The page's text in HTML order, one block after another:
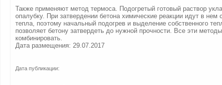
Также применяют метод термоса. Подогретый готовый раствор
опалубку. При затвердении бетона химические реакции идут в нем
тепла, поэтому начальный подогрев и выделение собственного
позволяет бетону затвердеть до нужной прочности. Все эти
комбинировать.
Дата размещения: 29.07.2017
Дата публикации: